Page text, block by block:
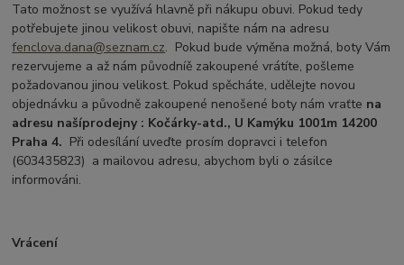
Tato možnost se využívá hlavně při nákupu obuvi. Pokud tedy
potřebujete jinou velikost obuvi, napište nám na adresu
fenclova.dana@seznam.cz. Pokud bude výměna možná, boty Vám
rezervujeme a až nám původníě zakoupené vrátíte, pošleme
požadovanou jinou velikost. Pokud spěcháte, udělejte novou
objednávku a původně zakoupené nenošené boty nám vraťte na
adresu našíprodejny : Kočárky-atd., U Kamýku 1001m 14200
Praha 4. Při odesílání uveďte prosím dopravci i telefon
(603435823) a mailovou adresu, abychom byli o zásilce
informováni.
Vrácení